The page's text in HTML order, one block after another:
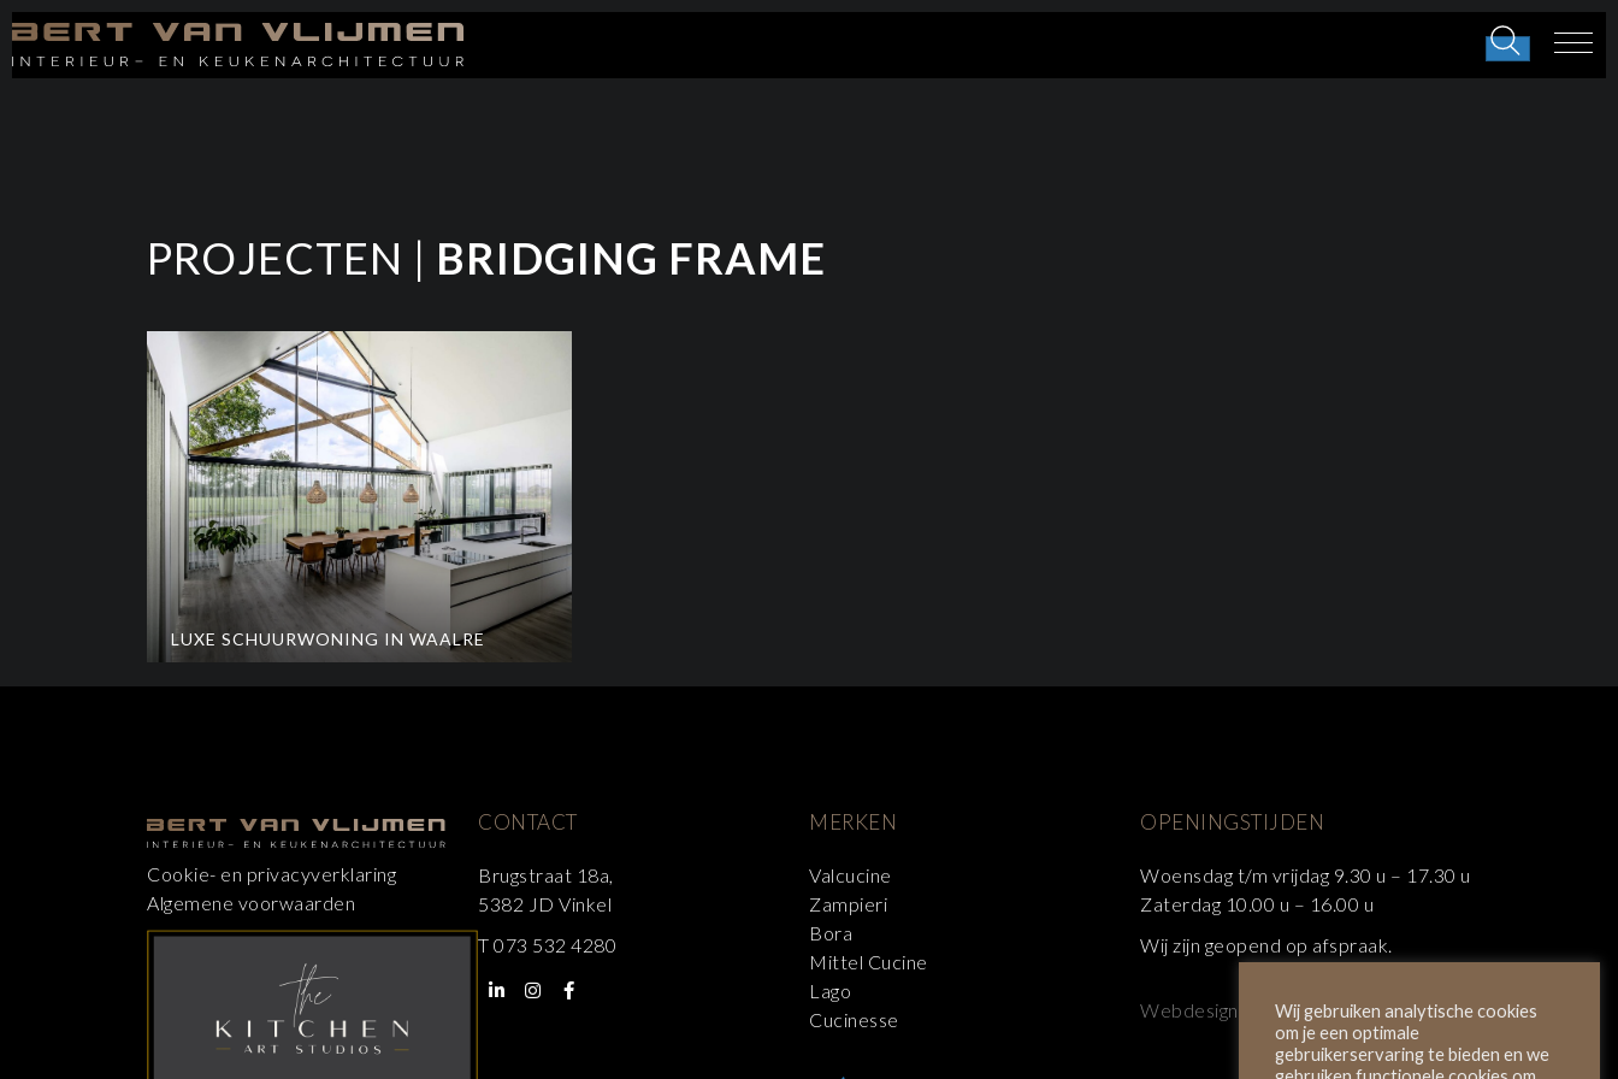
PROJECTEN | BRIDGING FRAME
LUXE SCHUURWONING IN WAALRE
Cookie- en privacyverklaring
Algemene voorwaarden
CONTACT
Brugstraat 18a,
5382 JD Vinkel
T 073 532 4280
MERKEN
Valcucine
Zampieri
Bora
Mittel Cucine
Lago
Cucinesse
OPENINGSTIJDEN
Woensdag t/m vrijdag 9.30 u – 17.30 u
Zaterdag 10.00 u – 16.00 u
Wij zijn geopend op afspraak.
Webdesign: Next Step 2026
Wij gebruiken analytische cookies
om je een optimale
gebruikerservaring te bieden en we